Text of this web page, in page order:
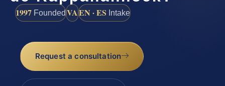
1997 FoundedVAEN · ES Intake
Request a consultation